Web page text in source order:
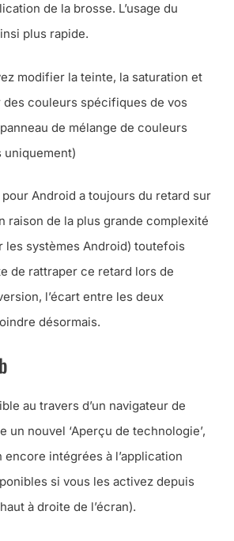
de la brosse. L’usage du
plus rapide.
modifier la teinte, la saturation et
des couleurs spécifiques de vos
de mélange de couleurs
uniquement)
Android a toujours du retard sur
raison de la plus grande complexité
les systèmes Android) toutefois
de rattraper ce retard lors de
l’écart entre les deux
désormais.
au travers d’un navigateur de
un nouvel ‘Aperçu de technologie’,
intégrées à l’application
si vous les activez depuis
à droite de l’écran).